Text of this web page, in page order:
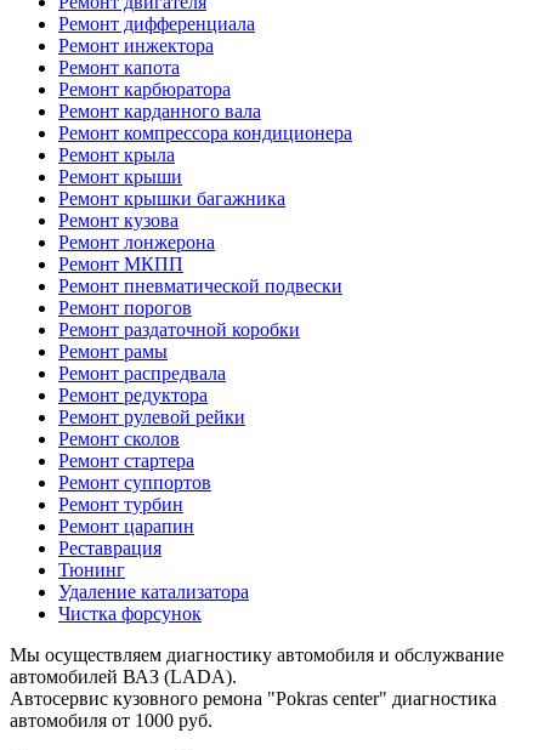
Ремонт дифференциала
Ремонт инжектора
Ремонт капота
Ремонт карбюратора
Ремонт карданного вала
Ремонт компрессора кондиционера
Ремонт крыла
Ремонт крыши
Ремонт крышки багажника
Ремонт кузова
Ремонт лонжерона
Ремонт МКПП
Ремонт пневматической подвески
Ремонт порогов
Ремонт раздаточной коробки
Ремонт рамы
Ремонт распредвала
Ремонт редуктора
Ремонт рулевой рейки
Ремонт сколов
Ремонт стартера
Ремонт суппортов
Ремонт турбин
Ремонт царапин
Реставрация
Тюнинг
Удаление катализатора
Чистка форсунок
Мы осуществляем диагностику автомобиля и обслужвание
автомобилей ВАЗ (LADA).
Автосервис кузовного ремона "Pokras center" диагностика
автомобиля от 1000 руб.